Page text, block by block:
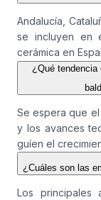
Andalucía,
se incluyen en
cerámica en
¿Qué tendencia
Se espera que
y los avances
guíen el
¿Cuáles son las
Los